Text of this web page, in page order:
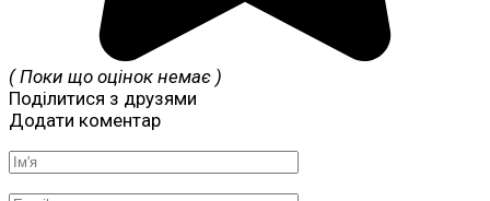
( Поки що оцінок немає )
Поділитися з друзями
Додати коментар
Ім'я
*